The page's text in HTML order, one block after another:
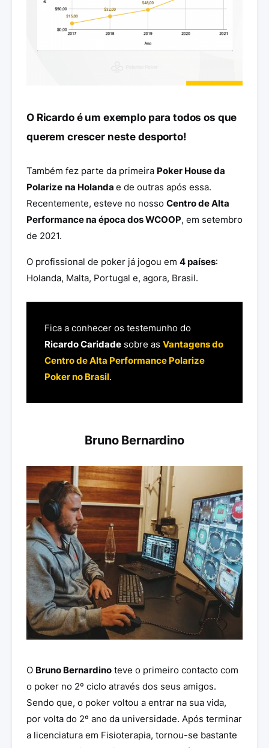
O Ricardo é um exemplo para todos os que
querem crescer neste desporto!
Também fez parte da primeira Poker House da
Polarize na Holanda e de outras após essa.
Recentemente, esteve no nosso Centro de Alta
Performance na época dos WCOOP, em setembro
de 2021.
O profissional de poker já jogou em 4 países:
Holanda, Malta, Portugal e, agora, Brasil.
Fica a conhecer os testemunho do
Ricardo Caridade sobre as Vantagens do
Centro de Alta Performance Polarize
Poker no Brasil.
Bruno Bernardino
O Bruno Bernardino teve o primeiro contacto com
o poker no 2º ciclo através dos seus amigos.
Sendo que, o poker voltou a entrar na sua vida,
por volta do 2º ano da universidade. Após terminar
a licenciatura em Fisioterapia, tornou-se bastante